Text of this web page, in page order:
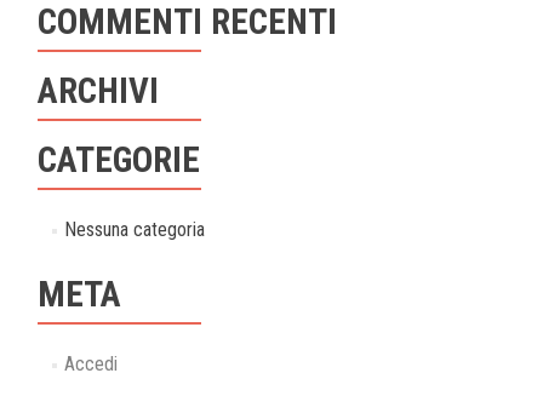
COMMENTI RECENTI
ARCHIVI
CATEGORIE
Nessuna categoria
META
Accedi